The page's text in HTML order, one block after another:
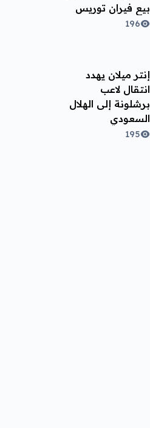
بيع فيران توريس
196
إنتر ميلان يهدد
انتقال لاعب
برشلونة إلى الهلال
السعودي
195